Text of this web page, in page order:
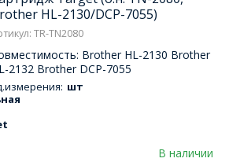
HL-2130/DCP-7055)
TR-TN2080
Brother HL-2130 Brother
2132 Brother DCP-7055
шт
В наличии